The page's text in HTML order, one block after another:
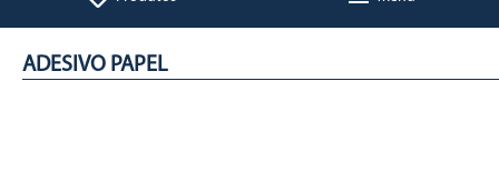
ADESIVO PAPEL